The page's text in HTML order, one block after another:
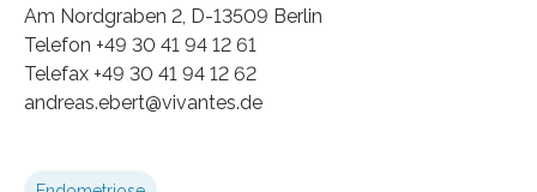
Am Nordgraben 2, D-13509 Berlin
Telefon +49 30 41 94 12 61
Telefax +49 30 41 94 12 62
andreas.ebert@vivantes.de